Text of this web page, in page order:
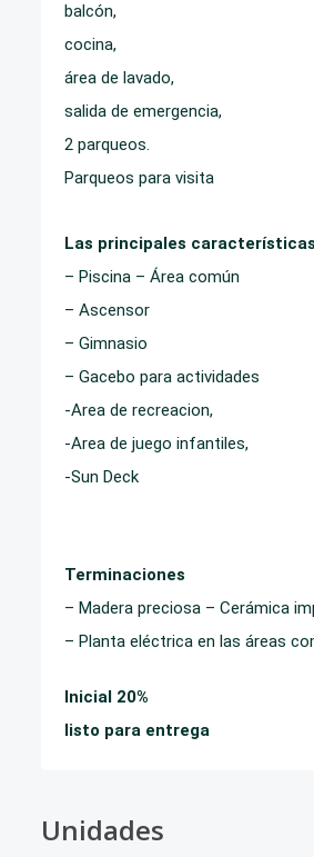
balcón,
cocina,
área de lavado,
salida de emergencia,
2 parqueos.
Parqueos para visita
Las principales
– Piscina – Área común
– Ascensor
– Gimnasio
– Gacebo para actividades
-Area de recreacion,
-Area de juego infantiles,
-Sun Deck
Terminaciones
– Madera preciosa – Cerámica
– Planta eléctrica en las áreas
Inicial 20%
listo para entrega
Unidades